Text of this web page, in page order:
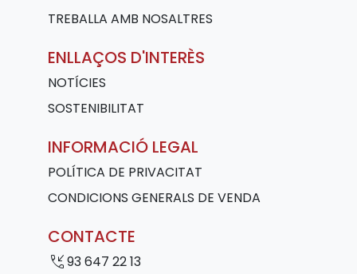
TREBALLA AMB NOSALTRES
ENLLAÇOS D'INTERÈS
NOTÍCIES
SOSTENIBILITAT
INFORMACIÓ LEGAL
POLÍTICA DE PRIVACITAT
CONDICIONS GENERALS DE VENDA
CONTACTE
phone_callback93 647 22 13